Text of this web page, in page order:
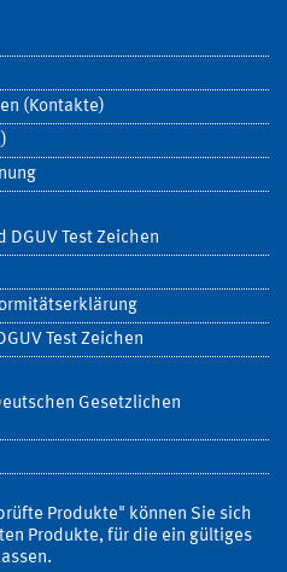
(Kontakte)
DGUV Test Zeichen
Test Zeichen
Gesetzlichen
Produkte" können Sie sich
Produkte, für die ein gültiges